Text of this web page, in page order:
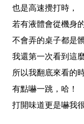
也是高速攪打時，
若有液體會從機身
不會弄的桌子都是
我還第一次看到這
所以我翻底來看的
有點嚇一跳，哈！
打開味道更是嚇我